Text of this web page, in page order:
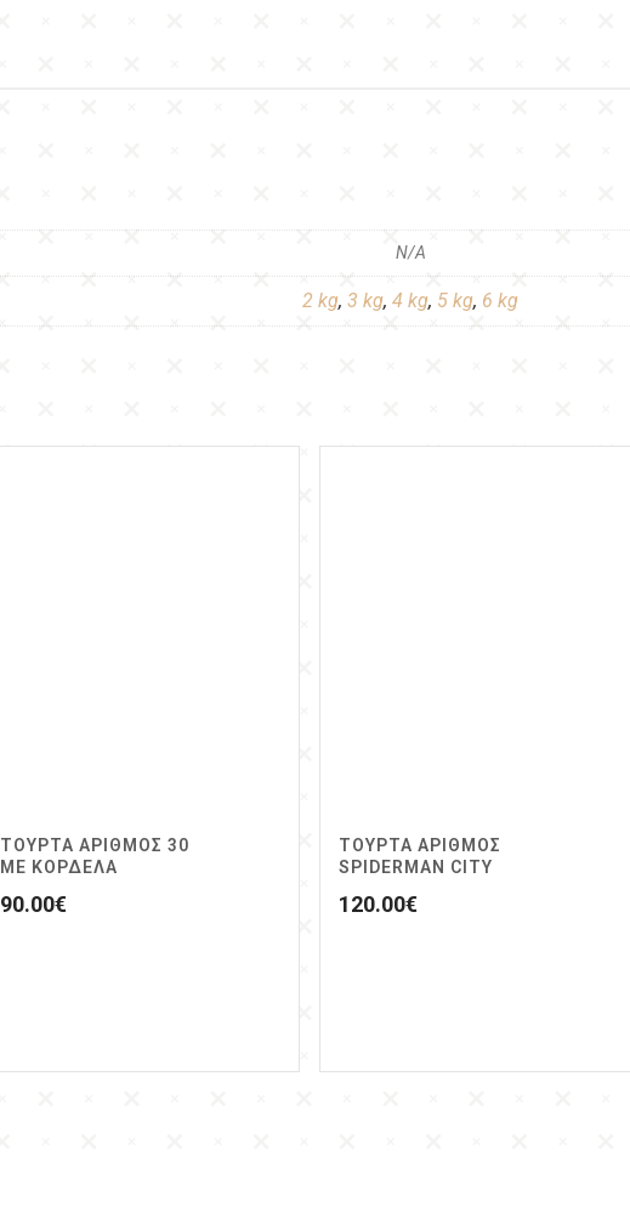
N/A
2 kg, 3 kg, 4 kg, 5 kg, 6 kg
ΤΟΥΡΤΑ ΑΡΙΘΜΟΣ 30
ΜΕ ΚΟΡΔΕΛΑ
90.00€
ΤΟΥΡΤΑ ΑΡΙΘΜΟΣ
SPIDERMAN CITY
120.00€